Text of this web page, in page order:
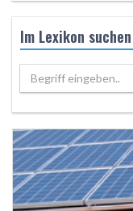
Im Lexikon suchen
Begriff eingeben..